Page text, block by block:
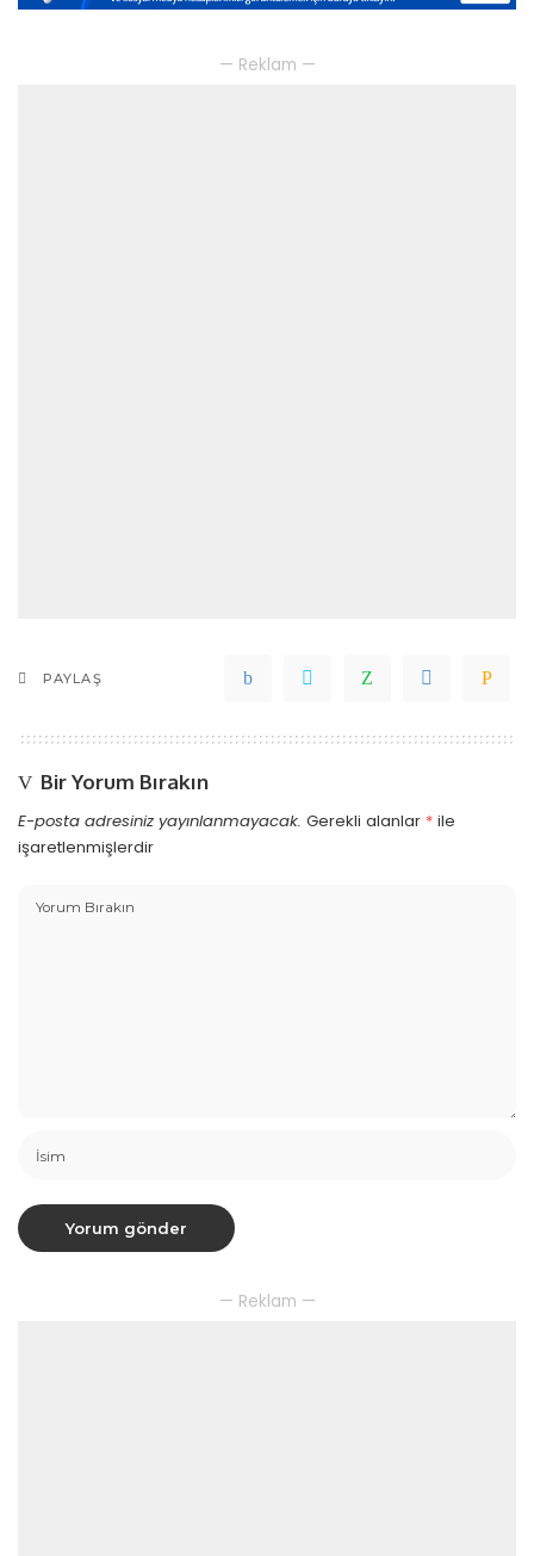
— Reklam —
PAYLAŞ
Bir Yorum Bırakın
E-posta adresiniz yayınlanmayacak. Gerekli alanlar * ile
işaretlenmişlerdir
— Reklam —